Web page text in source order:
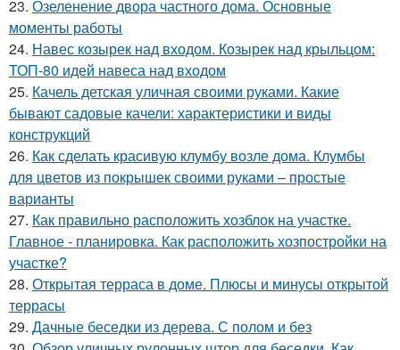
23. Озеленение двора частного дома. Основные
моменты работы
24. Навес козырек над входом. Козырек над крыльцом:
ТОП-80 идей навеса над входом
25. Качель детская уличная своими руками. Какие
бывают садовые качели: характеристики и виды
конструкций
26. Как сделать красивую клумбу возле дома. Клумбы
для цветов из покрышек своими руками – простые
варианты
27. Как правильно расположить хозблок на участке.
Главное - планировка. Как расположить хозпостройки на
участке?
28. Открытая терраса в доме. Плюсы и минусы открытой
террасы
29. Дачные беседки из дерева. С полом и без